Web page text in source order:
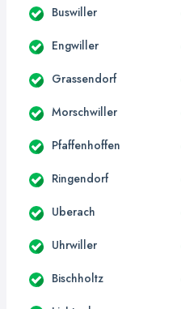
Buswiller
Engwiller
Grassendorf
Morschwiller
Pfaffenhoffen
Ringendorf
Uberach
Uhrwiller
Bischholtz